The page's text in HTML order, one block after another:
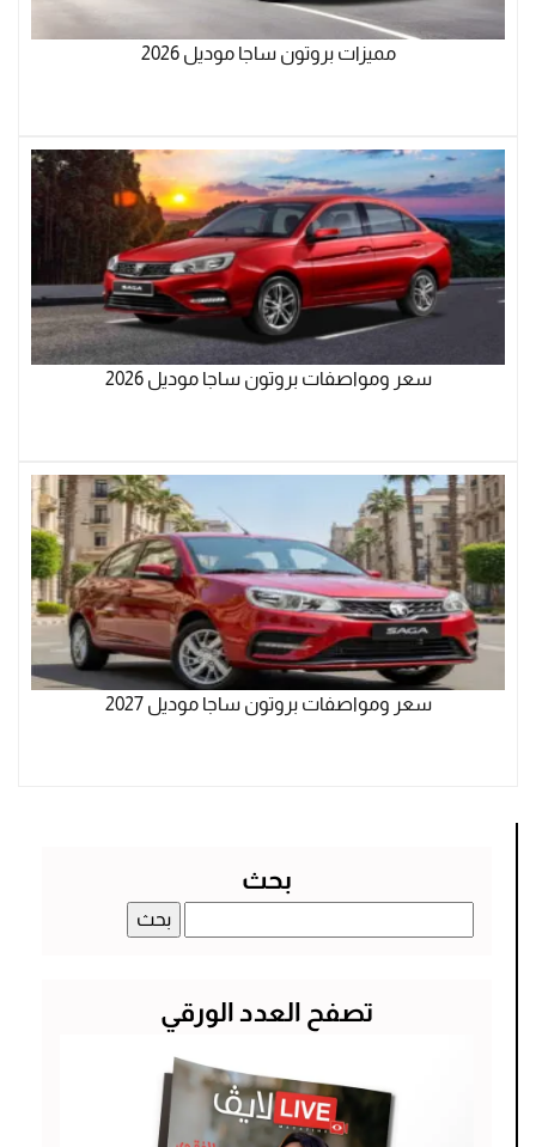
مميزات بروتون ساجا موديل 2026
سعر ومواصفات بروتون ساجا موديل 2026
سعر ومواصفات بروتون ساجا موديل 2027
بحث
عن:
تصفح العدد الورقي